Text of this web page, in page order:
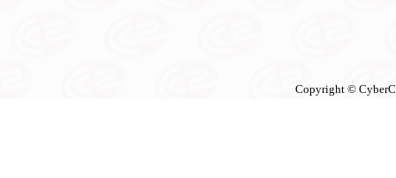
Copyright ©